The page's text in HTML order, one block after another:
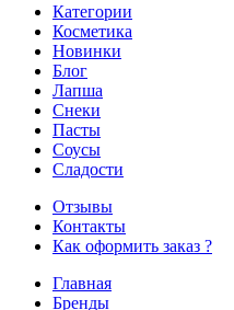
Категории
Косметика
Новинки
Блог
Лапша
Снеки
Пасты
Соусы
Сладости
Отзывы
Контакты
Как оформить заказ ?
Главная
Бренды